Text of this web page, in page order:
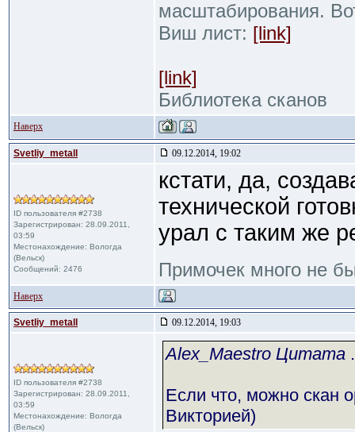
масштабирования.
Виш лист: [link]
[link]
Библиотека сканов
Наверх
Svetliy_metall 09.12.2014, 19:02
ID пользователя #2738
Зарегистрирован: 28.09.2011,
03:59
Местонахождение: Вологда
(Вельск)
Сообщений: 2476
кстати, да,
технической
урал с таким же
Примочек много не
Наверх
Svetliy_metall 09.12.2014, 19:03
ID пользователя #2738
Зарегистрирован: 28.09.2011,
03:59
Местонахождение: Вологда
(Вельск)
Alex_Maestro Цитата
Если что, можно скан
Викторией)